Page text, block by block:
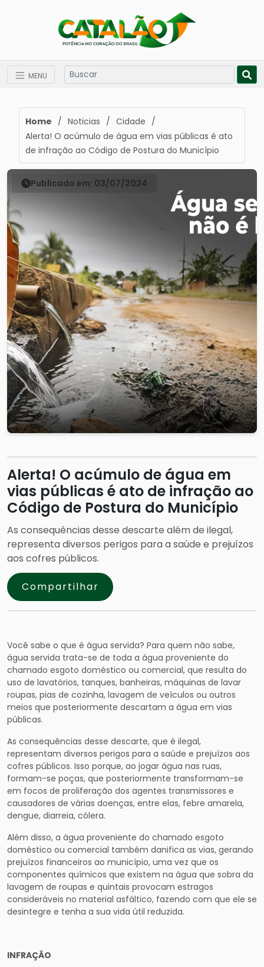
MENU
Home / Noticias / Cidade /
Alerta! O acúmulo de água em vias públicas é ato
de infração ao Código de Postura do Município
Publicado em: 03/07/2024
Alerta! O acúmulo de água em
vias públicas é ato de infração ao
Código de Postura do Município
As consequências desse descarte além de ilegal,
representa diversos perigos para a saúde e prejuízos
aos cofres públicos.
Compartilhar
Você sabe o que é água servida? Para quem não sabe,
água servida trata-se de toda a água proveniente do
chamado esgoto doméstico ou comercial, que resulta do
uso de lavatórios, tanques, banheiras, máquinas de lavar
roupas, pias de cozinha, lavagem de veículos ou outros
meios que posteriormente descartam a água em vias
públicas.
As consequências desse descarte, que é ilegal,
representam diversos perigos para a saúde e prejuízos aos
cofres públicos. Isso porque, ao jogar água nas ruas,
formam-se poças, que posteriormente transformam-se
em focos de proliferação dos agentes transmissores e
causadores de várias doenças, entre elas, febre amarela,
dengue, diarreia, cólera.
Além disso, a água proveniente do chamado esgoto
doméstico ou comercial também danifica as vias, gerando
prejuízos financeiros ao município, uma vez que os
componentes químicos que existem na água que sobra da
lavagem de roupas e quintais provocam estragos
consideráveis no material asfáltico, fazendo com que ele se
desintegre e tenha a sua vida útil reduzida.
INFRAÇÃO